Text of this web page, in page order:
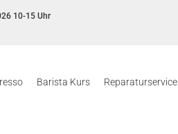
10-15 Uhr
Barista Kurs Reparaturservice